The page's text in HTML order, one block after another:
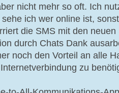
nicht mehr so oft. Ich
ich wer online ist,
die SMS mit den
durch Chats Dank
noch den Vorteil an alle
zu